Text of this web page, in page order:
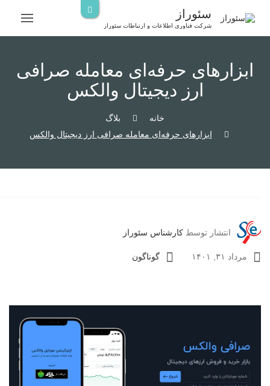
سئوراز
شرکت فناوری اطلاعات و ارتباطات سئوراز
ابزارهای حرفه‌ای معامله صرافی
ارز دیجیتال والکس
خانه
بلاگ
ابزارهای حرفه‌ای معامله صرافی ارز دیجیتال والکس
انتشار توسط کارشناس سئوراز
مرداد ۳۱, ۱۴۰۱ گوناگون